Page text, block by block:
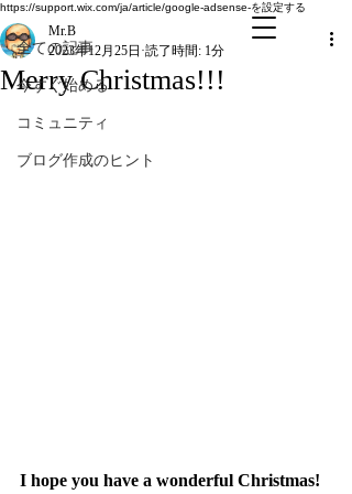
https://support.wix.com/ja/article/google-adsense-を設定する
全ての記事
今すぐ始める
コミュニティ
ブログ作成のヒント
Merry Christmas!!!
Mr.B
2023年12月25日 読了時間: 1分
I hope you have a wonderful Christmas!